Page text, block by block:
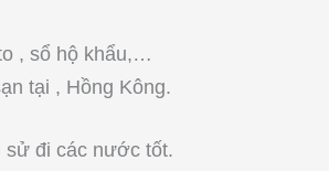
, sổ hộ khẩu,…
tại , Hồng Kông.
sử đi các nước tốt.